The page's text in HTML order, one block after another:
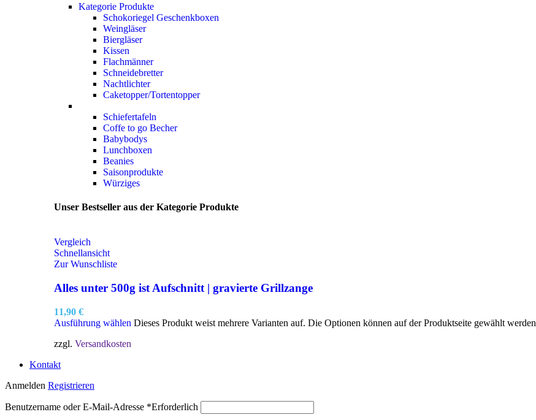
Kategorie Produkte
Schokoriegel Geschenkboxen
Weingläser
Biergläser
Kissen
Flachmänner
Schneidebretter
Nachtlichter
Caketopper/Tortentopper
Schiefertafeln
Coffe to go Becher
Babybodys
Lunchboxen
Beanies
Saisonprodukte
Würziges
Unser Bestseller aus der Kategorie Produkte
Vergleich
Schnellansicht
Zur Wunschliste
Alles unter 500g ist Aufschnitt | gravierte Grillzange
11,90 €
Ausführung wählen Dieses Produkt weist mehrere Varianten auf. Die Optionen können auf der Produktseite gewählt werden
zzgl. Versandkosten
Kontakt
Anmelden Registrieren
Benutzername oder E-Mail-Adresse *Erforderlich